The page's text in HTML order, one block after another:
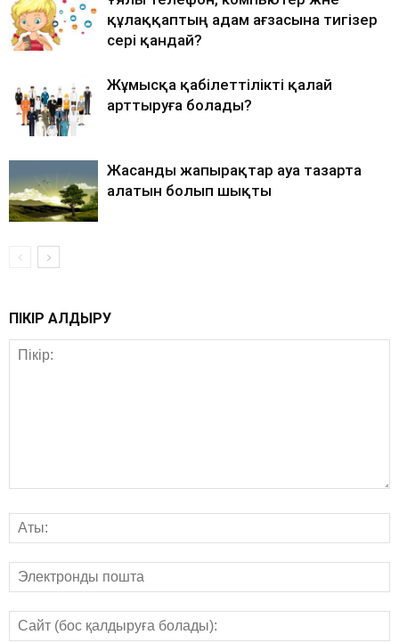
құлаққаптың адам ағзасына тигізер
әсері қандай?
Жұмысқа қабілеттілікті қалай
арттыруға болады?
Жасанды жапырақтар ауа тазарта
алатын болып шықты
ПІКІР ҚАЛДЫРУ